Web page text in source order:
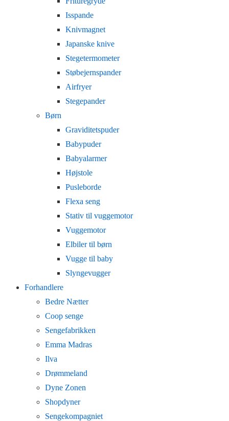
Isspande
Knivmagnet
Japanske knive
Stegetermometer
Støbejernspander
Airfryer
Stegepander
Børn
Graviditetspuder
Babypuder
Babyalarmer
Højstole
Pusleborde
Flexa seng
Stativ til vuggemotor
Vuggemotor
Elbiler til børn
Vugge til baby
Slyngevugger
Forhandlere
Bedre Nætter
Coop senge
Sengefabrikken
Emma Madras
Ilva
Drømmeland
Dyne Zonen
Shopdyner
Sengekompagniet